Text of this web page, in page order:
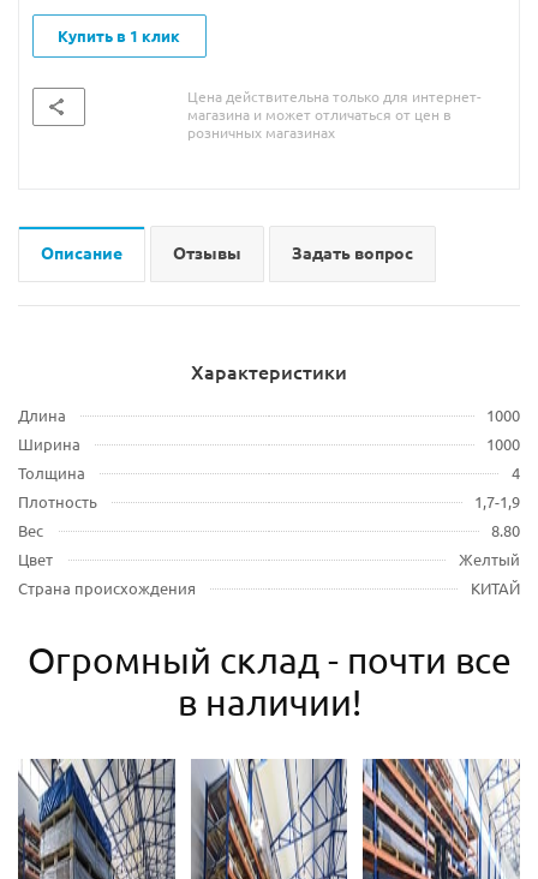
Купить в 1 клик
Цена действительна только для интернет-
магазина и может отличаться от цен в
розничных магазинах
Описание Отзывы Задать вопрос
Характеристики
Длина
1000
Ширина
1000
Толщина
4
Плотность
1,7-1,9
Вес
8.80
Цвет
Желтый
Страна происхождения
КИТАЙ
Огромный склад - почти все
в наличии!